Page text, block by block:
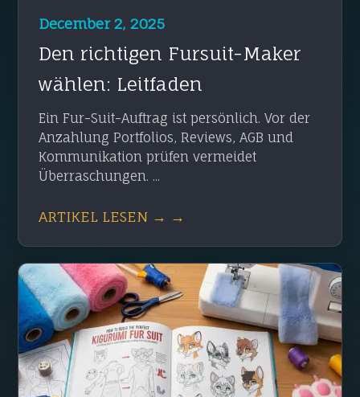
December 2, 2025
Den richtigen Fursuit-Maker
wählen: Leitfaden
Ein Fur-Suit-Auftrag ist persönlich. Vor der
Anzahlung Portfolios, Reviews, AGB und
Kommunikation prüfen vermeidet
Überraschungen. ...
ARTIKEL LESEN → →